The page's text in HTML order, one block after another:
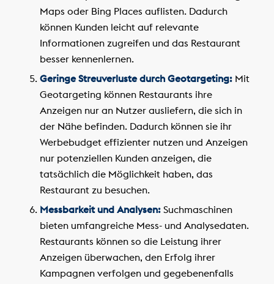
Maps oder Bing Places auflisten. Dadurch
können Kunden leicht auf relevante
Informationen zugreifen und das Restaurant
besser kennenlernen.
Geringe Streuverluste durch Geotargeting:Mit
Geotargeting können Restaurants ihre
Anzeigen nur an Nutzer ausliefern, die sich in
der Nähe befinden. Dadurch können sie ihr
Werbebudget effizienter nutzen und Anzeigen
nur potenziellen Kunden anzeigen, die
tatsächlich die Möglichkeit haben, das
Restaurant zu besuchen.
Messbarkeit und Analysen:Suchmaschinen
bieten umfangreiche Mess- und Analysedaten.
Restaurants können so die Leistung ihrer
Anzeigen überwachen, den Erfolg ihrer
Kampagnen verfolgen und gegebenenfalls